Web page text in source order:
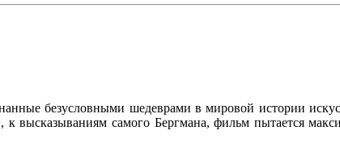
безусловными шедеврами в мировой истории
самого Бергмана, фильм пытается